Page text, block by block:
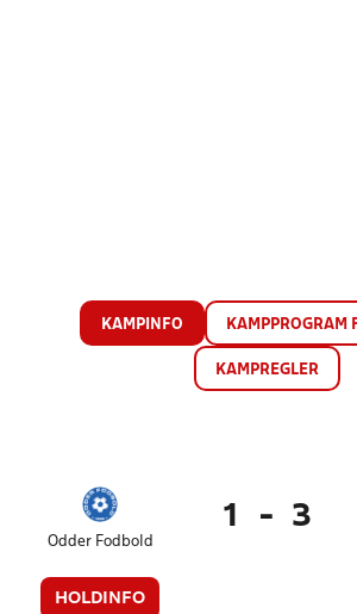
KAMPINFO KAMPPROGRAM
KAMPREGLER
Odder Fodbold
HOLDINFO
1 - 3